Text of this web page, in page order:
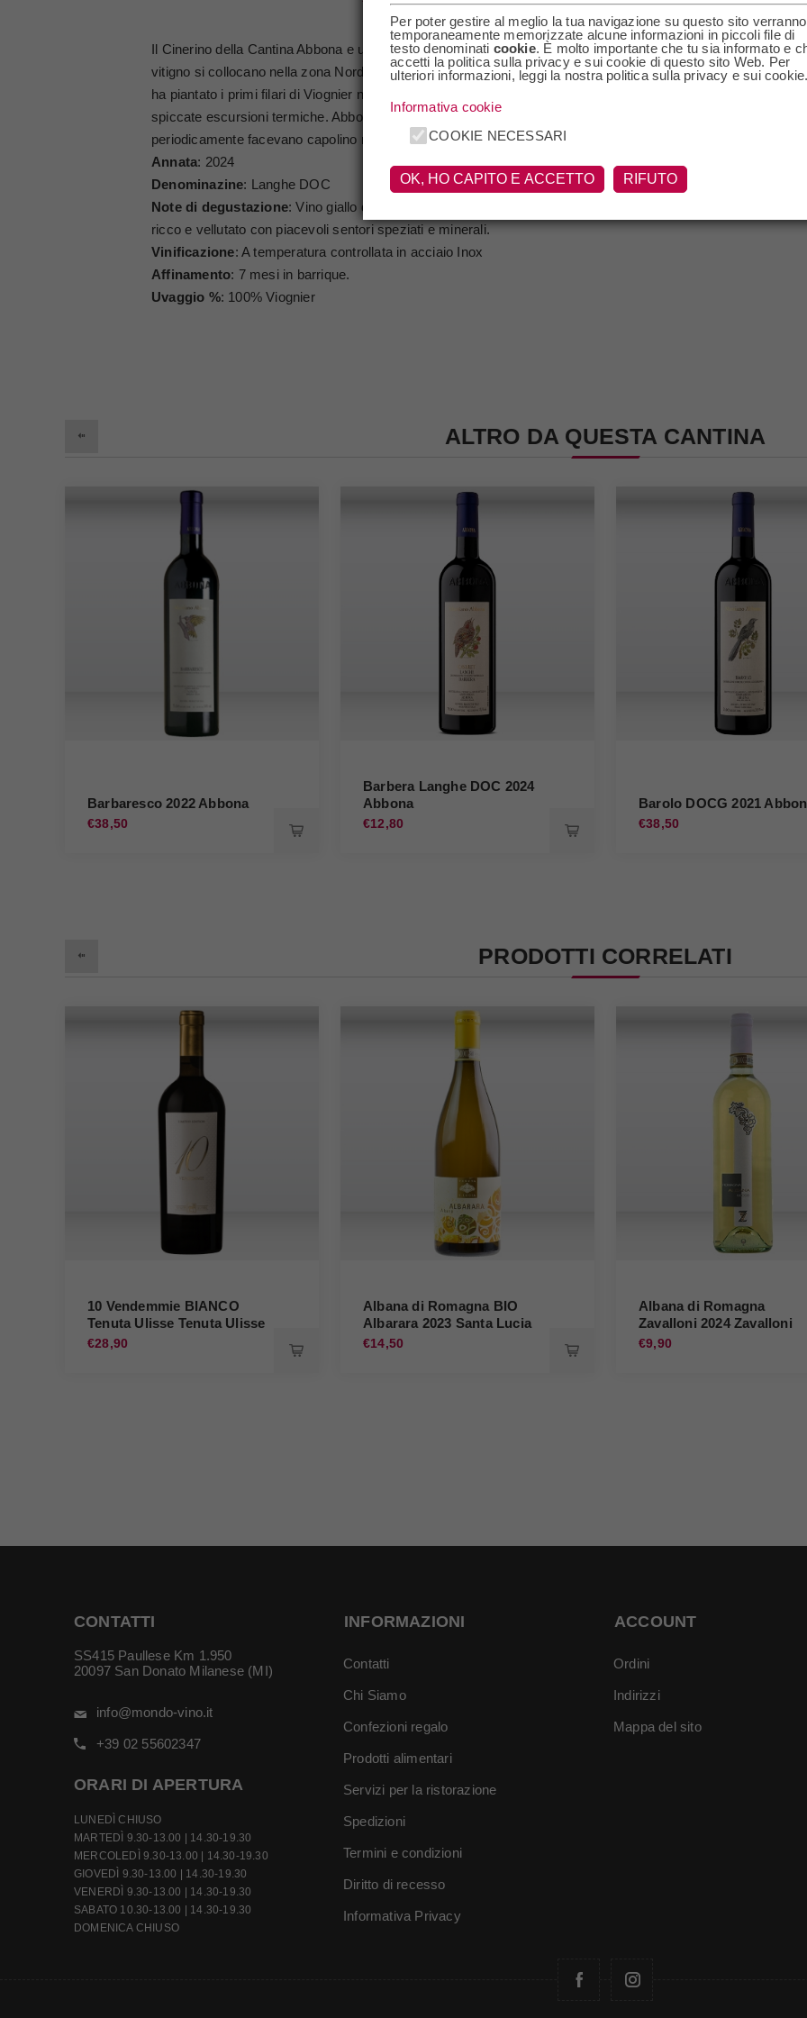
Il Cinerino della Cantina Abbona e un insolito esempio di Viognier vinificato in purezza in territorio
vitigno si collocano nella zona Nord del Rodano in Francia dove la sua vinifcazione e spesso effettuata in
ha piantato i primi filari di Viognier nel 1991 confidando nella capacit? del vitigno di adattarsi al clima
spiccate escursioni termiche. Abbona ha scelto il nome Cinerino per questo Viognier in purezza per
periodicamente facevano capolino nel vigneto in questione.
Annata: 2024
Denominazine: Langhe DOC
Note di degustazione: Vino giallo dorato con riflessi brillanti. L'aromaricco di note fruttate che richiamano
ricco e vellutato con piacevoli sentori speziati e minerali.
Vinificazione: A temperatura controllata in acciaio Inox
Affinamento: 7 mesi in barrique.
Uvaggio %: 100% Viognier
ALTRO DA QUESTA CANTINA
Barbaresco 2022 Abbona
€38,50
Barbera Langhe DOC 2024
Abbona
€12,80
Barolo DOCG 2021
€38,50
PRODOTTI CORRELATI
10 Vendemmie BIANCO
Tenuta Ulisse Tenuta Ulisse
€28,90
Albana di Romagna BIO
Albarara 2023 Santa Lucia
€14,50
Albana di Romagna
Zavalloni 2024 Zavalloni
€9,90
CONTATTI
SS415 Paullese Km 1.950
20097 San Donato Milanese (MI)
info@mondo-vino.it
+39 02 55602347
ORARI DI APERTURA
LUNEDÌ CHIUSO
MARTEDÌ 9.30-13.00 | 14.30-19.30
MERCOLEDÌ 9.30-13.00 | 14.30-19.30
GIOVEDÌ 9.30-13.00 | 14.30-19.30
VENERDÌ 9.30-13.00 | 14.30-19.30
SABATO 10.30-13.00 | 14.30-19.30
DOMENICA CHIUSO
INFORMAZIONI
Contatti
Chi Siamo
Confezioni regalo
Prodotti alimentari
Servizi per la ristorazione
Spedizioni
Termini e condizioni
Diritto di recesso
Informativa Privacy
ACCOUNT
Ordini
Indirizzi
Mappa del sito
Per poter gestire al meglio la tua navigazione su questo sito verranno
temporaneamente memorizzate alcune informazioni in piccoli file di
testo denominati cookie. È molto importante che tu sia informato e
accetti la politica sulla privacy e sui cookie di questo sito Web. Per
ulteriori informazioni, leggi la nostra politica sulla privacy e sui cookie.
Informativa cookie
COOKIE NECESSARI
OK, HO CAPITO E ACCETTO RIFUTO